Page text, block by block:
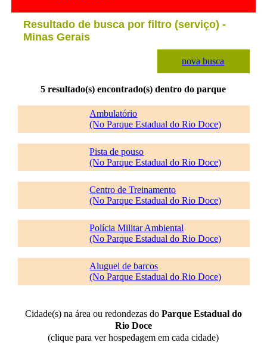
Resultado de busca por filtro (serviço) -
Minas Gerais
nova busca
5 resultado(s) encontrado(s) dentro do parque
Ambulatório
(No Parque Estadual do Rio Doce)
Pista de pouso
(No Parque Estadual do Rio Doce)
Centro de Treinamento
(No Parque Estadual do Rio Doce)
Polícia Militar Ambiental
(No Parque Estadual do Rio Doce)
Aluguel de barcos
(No Parque Estadual do Rio Doce)
Cidade(s) na área ou redondezas do Parque Estadual do
Rio Doce
(clique para ver hospedagem em cada cidade)